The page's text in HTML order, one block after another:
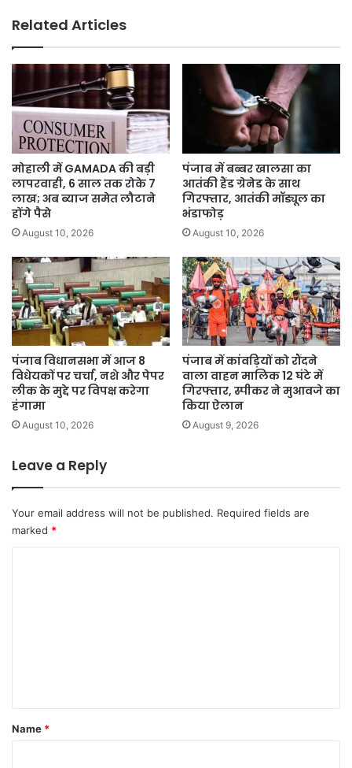
सिंह
सौंद
Related Articles
मोहाली में GAMADA की बड़ी
लापरवाही, 6 साल तक रोके 7
लाख; अब ब्याज समेत लौटाने
होंगे पैसे
August 10, 2026
पंजाब में बब्बर खालसा का
आतंकी हैंड ग्रेनेड के साथ
गिरफ्तार, आतंकी मॉड्यूल का
भंडाफोड़
August 10, 2026
पंजाब विधानसभा में आज 8
विधेयकों पर चर्चा, नशे और पेपर
लीक के मुद्दे पर विपक्ष करेगा
हंगामा
August 10, 2026
पंजाब में कांवड़ियों को रौंदने
वाला वाहन मालिक 12 घंटे में
गिरफ्तार, स्पीकर ने मुआवजे का
किया ऐलान
August 9, 2026
Leave a Reply
Your email address will not be published. Required fields are
marked *
*
Name *